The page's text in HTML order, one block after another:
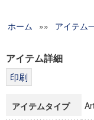
グローバルリ
科学研究費補
博士課程教育
ホーム »» アイテム
アイテム詳細
アイテムタイプ